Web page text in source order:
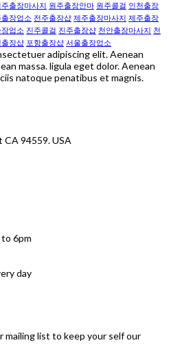
주출장마사지 원주출장안마 원주콜걸 인천출장
출장업소 전주 출장샵 제주출장마사지 제주 출장
업소 진주콜걸 진주 출장샵 천안출장마사지 천
출장샵 포항 출장샵 서울출장업소
adipiscing elit. Aenean
massa. ligula eget dolor. Aenean
natoque penatibus et magnis.
CA 94559. USA
6pm
day
mailing list to keep your self our